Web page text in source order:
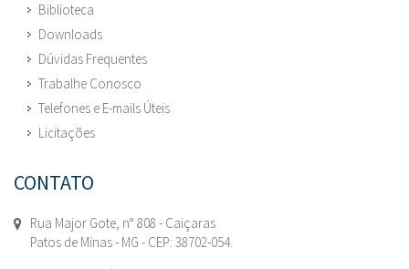
Biblioteca
Downloads
Dúvidas Frequentes
Trabalhe Conosco
Telefones e E-mails Úteis
Licitações
CONTATO
Rua Major Gote, n° 808 - Caiçaras
Patos de Minas - MG - CEP: 38702-054.